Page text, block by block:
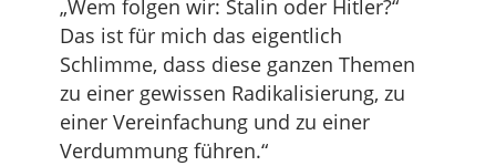
„Wem folgen wir: Stalin oder Hitler?“
Das ist für mich das eigentlich
Schlimme, dass diese ganzen Themen
zu einer gewissen Radikalisierung, zu
einer Vereinfachung und zu einer
Verdummung führen.“